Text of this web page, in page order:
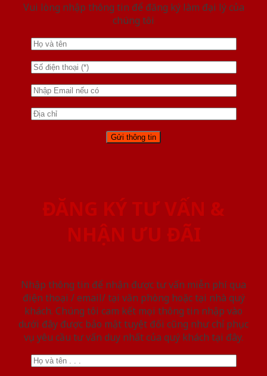
Vui lòng nhập thông tin để đăng ký làm đại lý của
chúng tôi
ĐĂNG KÝ TƯ VẤN &
NHẬN ƯU ĐÃI
Nhập thông tin để nhận được tư vấn miễn phí qua
điện thoại / email/ tại văn phòng hoặc tại nhà quý
khách. Chúng tôi cam kết mọi thông tin nhập vào
dưới đây được bảo mật tuyệt đối cũng như chỉ phục
vụ yêu cầu tư vấn duy nhất của quý khách tại đây.